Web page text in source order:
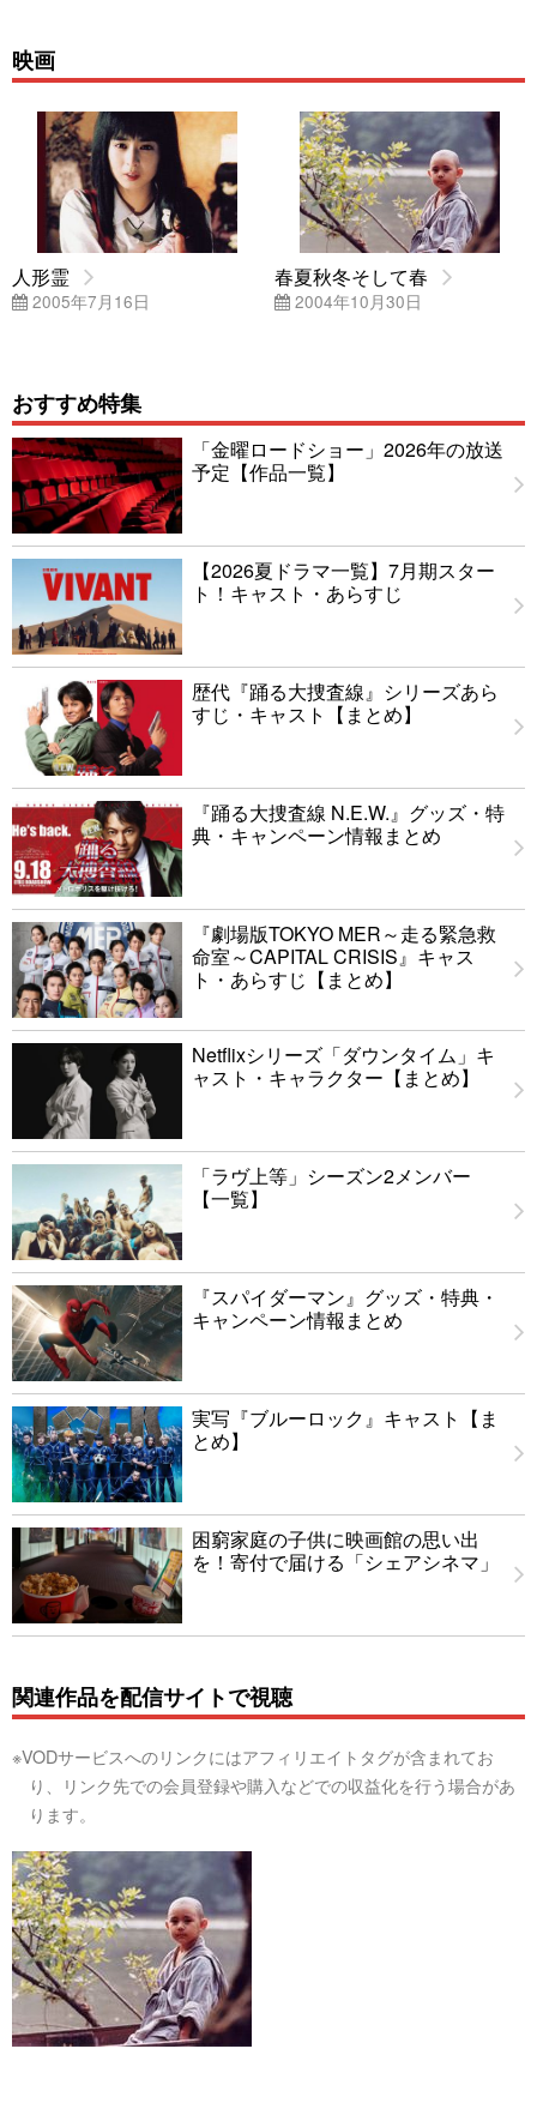
映画
人形霊
2005年7月16日
春夏秋冬そして春
2004年10月30日
おすすめ特集
「金曜ロードショー」2026年の放送
予定【作品一覧】
【2026夏ドラマ一覧】7月期スター
ト！キャスト・あらすじ
歴代『踊る大捜査線』シリーズあら
すじ・キャスト【まとめ】
『踊る大捜査線 N.E.W.』グッズ・特
典・キャンペーン情報まとめ
『劇場版TOKYO MER～走る緊急救
命室～CAPITAL CRISIS』キャス
ト・あらすじ【まとめ】
Netflixシリーズ「ダウンタイム」キ
ャスト・キャラクター【まとめ】
「ラヴ上等」シーズン2メンバー
【一覧】
『スパイダーマン』グッズ・特典・
キャンペーン情報まとめ
実写『ブルーロック』キャスト【ま
とめ】
困窮家庭の子供に映画館の思い出
を！寄付で届ける「シェアシネマ」
関連作品を配信サイトで視聴
※VODサービスへのリンクにはアフィリエイトタグが含まれてお
り、リンク先での会員登録や購入などでの収益化を行う場合があ
ります。